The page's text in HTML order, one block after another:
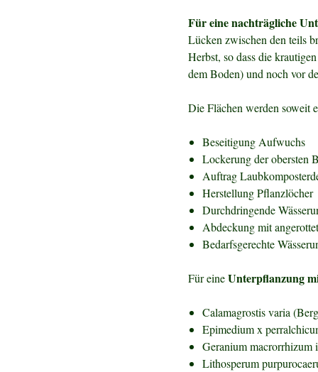
Für eine nachträgliche
Lücken zwischen den teils
Herbst, so dass die
dem Boden) und noch vor
Die Flächen werden soweit
Beseitigung Aufwuchs
Lockerung der obersten
Auftrag
Herstellung Pflanzlöcher
Durchdringende
Abdeckung mit
Bedarfsgerechte
Für eineUnterpflanzung
Calamagrostis varia
Epimedium x
Geranium macrorrhizum
Lithosperum